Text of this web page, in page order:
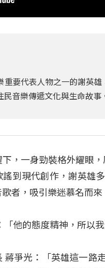
重要代表人物之一的謝英
民音樂傳遞文化與生命故事
，一身勁裝格外耀眼
謠到現代創作，謝英雄
者，吸引樂迷慕名而
「他的態度精神，所以
蔣爭光：「英雄這一路